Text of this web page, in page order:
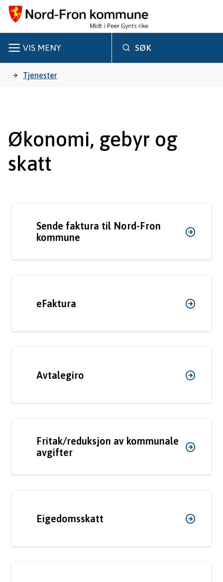
o
r
o
m
u
SØK
VIS MENY
Du Tjenester
Økonomi, gebyr og
skatt
Sende faktura til Nord-Fron
kommune
eFaktura
Avtalegiro
Fritak/reduksjon av kommunale
avgifter
Eigedomsskatt